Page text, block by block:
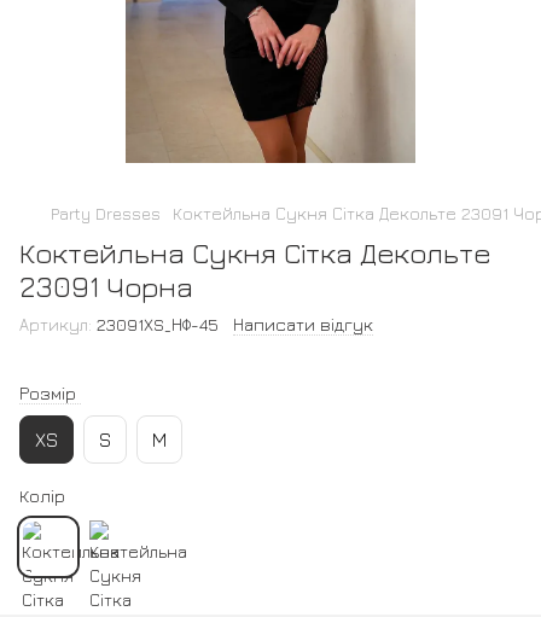
Party Dresses Коктейльна Сукня Сітка Декольте 23091
Коктейльна Сукня Сітка Декольте
23091 Чорна
Артикул: 23091XS_НФ-45 Написати відгук
Розмір
XS S M
Колір